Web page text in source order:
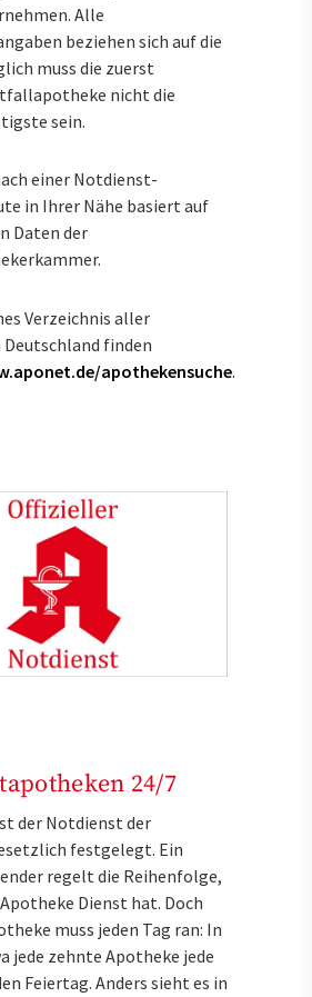
Alle
beziehen sich auf die
muss die zuerst
nicht die
sein.
einer Notdienst-
in Ihrer Nähe basiert auf
Daten der
Verzeichnis aller
finden
apothekensuche.
24/7
der Notdienst der
festgelegt. Ein
regelt die Reihenfolge,
Dienst hat. Doch
muss jeden Tag ran: In
jede zehnte Apotheke jede
Feiertag. Anders sieht es in